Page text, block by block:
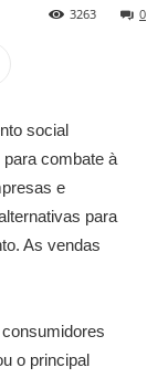
0
3263
social
combate à
e
para
As vendas
o principal